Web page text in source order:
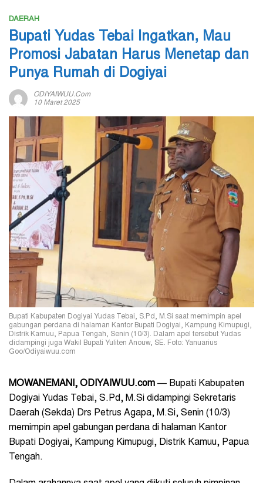
DAERAH
Bupati Yudas Tebai Ingatkan, Mau
Promosi Jabatan Harus Menetap dan
Punya Rumah di Dogiyai
ODIYAIWUU.com
10 Maret 2025
Bupati Kabupaten Dogiyai Yudas Tebai, S.Pd, M.Si saat memimpin apel
gabungan perdana di halaman Kantor Bupati Dogiyai, Kampung Kimupugi,
Distrik Kamuu, Papua Tengah, Senin (10/3). Dalam apel tersebut Yudas
didampingi juga Wakil Bupati Yuliten Anouw, SE. Foto: Yanuarius
Goo/Odiyaiwuu.com
MOWANEMANI, ODIYAIWUU.com — Bupati Kabupaten
Dogiyai Yudas Tebai, S.Pd, M.Si didampingi Sekretaris
Daerah (Sekda) Drs Petrus Agapa, M.Si, Senin (10/3)
memimpin apel gabungan perdana di halaman Kantor
Bupati Dogiyai, Kampung Kimupugi, Distrik Kamuu, Papua
Tengah.